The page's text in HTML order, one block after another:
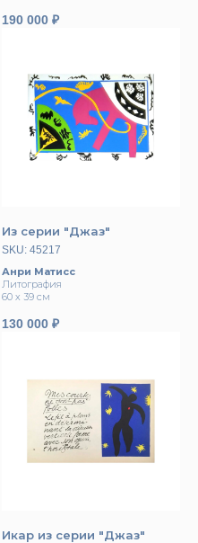
190 000 ₽
Из серии "Джаз"
SKU: 45217
Анри Матисс
Литография
60 х 39 см
130 000 ₽
Икар из серии "Джаз"